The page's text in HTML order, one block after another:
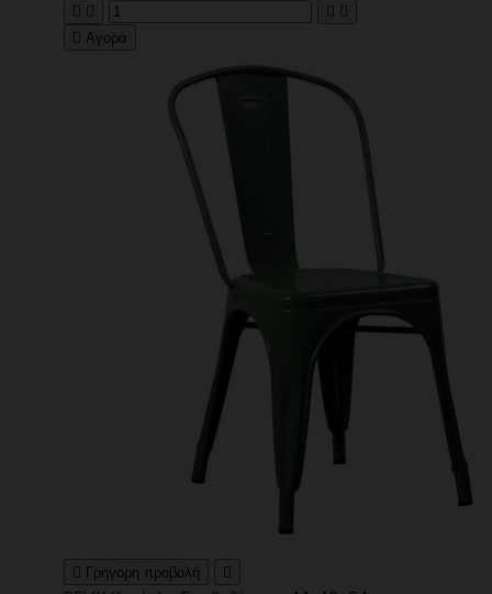
   
 Αγορά
 Γρήγορη προβολή 